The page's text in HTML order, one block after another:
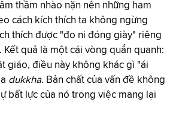
thầm nhào nặn nên những ham
cách kích thích ta không ngừng
thích được "đo ni đóng giày" riêng
quả là một cái vòng quẩn quanh:
giáo, điều này không khác gì "ái
dukkha. Bản chất của vấn đề không
bất lực của nó trong việc mang lại